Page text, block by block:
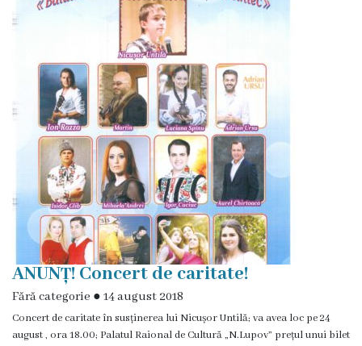
de
specialitate
Activitatea
consiliului
Deciziile
consiliului
Regulamentul
consiliului
Ședințele
Consiliului
ANUNȚ! Concert de caritate!
Fără categorie ● 14 august 2018
Concert de caritate în susținerea lui Nicușor Untilă; va avea loc pe 24
august , ora 18.00; Palatul Raional de Cultură „N.Lupov” prețul unui bilet